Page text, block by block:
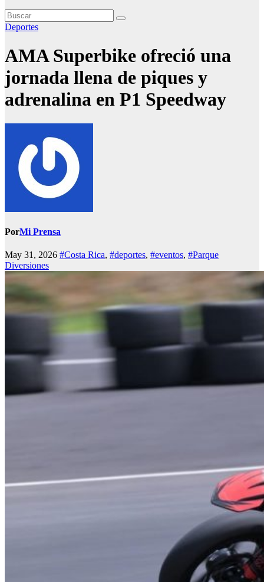
Deportes
AMA Superbike ofreció una
jornada llena de piques y
adrenalina en P1 Speedway
PorMi Prensa
May 31, 2026 #Costa Rica, #deportes, #eventos, #Parque
Diversiones